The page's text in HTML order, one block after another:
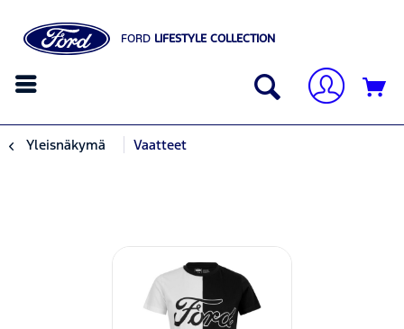
FORD LIFESTYLE COLLECTION
Yleisnäkymä Vaatteet